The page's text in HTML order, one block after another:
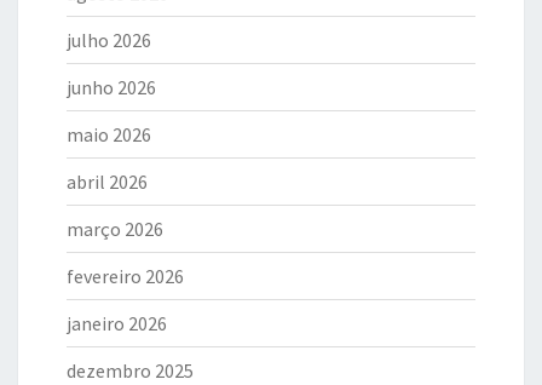
julho 2026
junho 2026
maio 2026
abril 2026
março 2026
fevereiro 2026
janeiro 2026
dezembro 2025